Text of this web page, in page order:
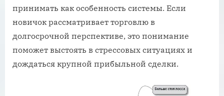
принимать как особенность системы. Если
новичок рассматривает торговлю в
долгосрочной перспективе, это понимание
поможет выстоять в стрессовых ситуациях и
дождаться крупной прибыльной сделки.